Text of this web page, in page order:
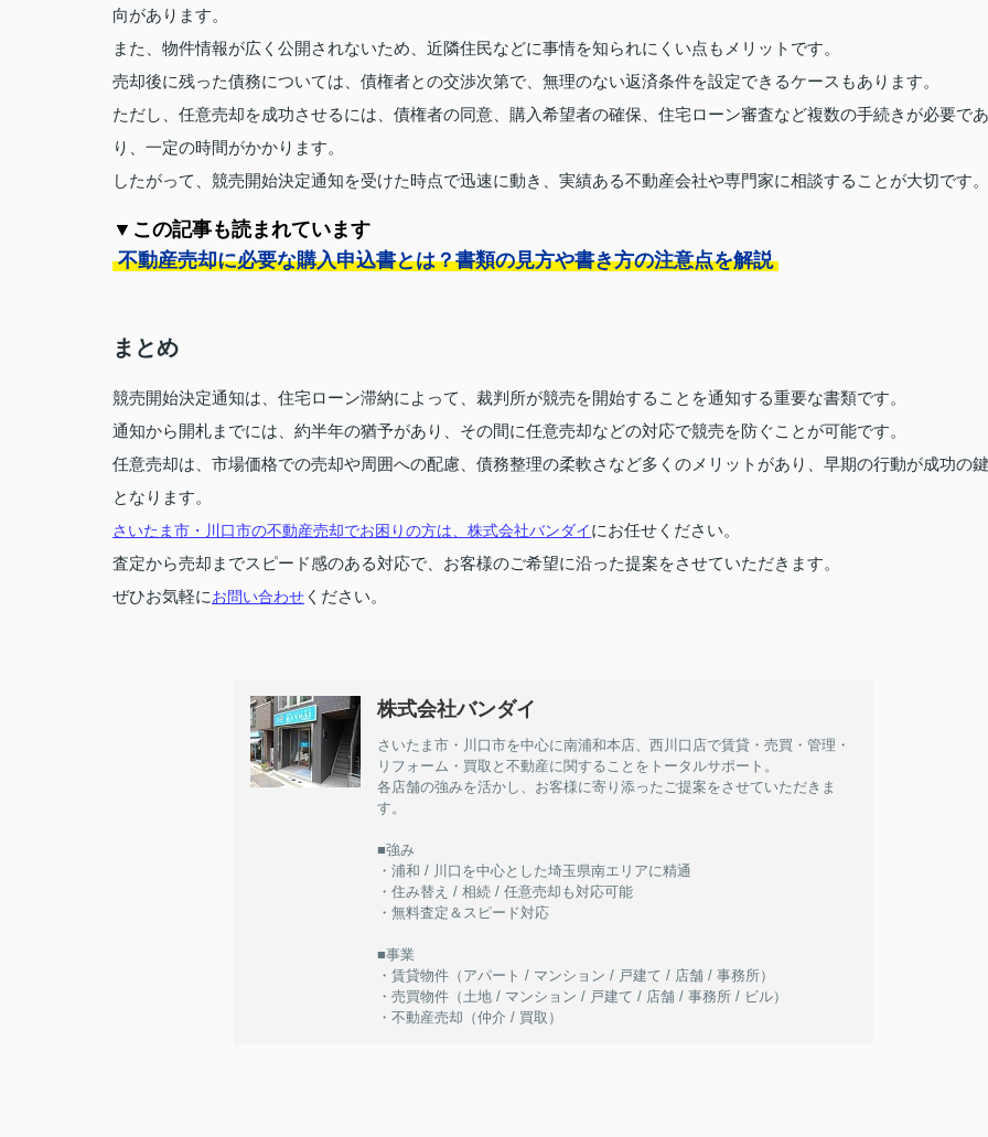
向があります。
また、物件情報が広く公開されないため、近隣住民などに事情を知られにくい点もメリットです。
売却後に残った債務については、債権者との交渉次第で、無理のない返済条件を設定できるケースもあります。
ただし、任意売却を成功させるには、債権者の同意、購入希望者の確保、住宅ローン審査など複数の手続きが必要であ
り、一定の時間がかかります。
したがって、競売開始決定通知を受けた時点で迅速に動き、実績ある不動産会社や専門家に相談することが大切です。
▼この記事も読まれています
不動産売却に必要な購入申込書とは？書類の見方や書き方の注意点を解説
まとめ
競売開始決定通知は、住宅ローン滞納によって、裁判所が競売を開始することを通知する重要な書類です。
通知から開札までには、約半年の猶予があり、その間に任意売却などの対応で競売を防ぐことが可能です。
任意売却は、市場価格での売却や周囲への配慮、債務整理の柔軟さなど多くのメリットがあり、早期の行動が成功の鍵
となります。
さいたま市・川口市の不動産売却でお困りの方は、株式会社バンダイにお任せください。
査定から売却までスピード感のある対応で、お客様のご希望に沿った提案をさせていただきます。
ぜひお気軽にお問い合わせ ください。
株式会社バンダイ
さいたま市・川口市を中心に南浦和本店、西川口店で賃貸・売買・管理・
リフォーム・買取と不動産に関することをトータルサポート。
各店舗の強みを活かし、お客様に寄り添ったご提案をさせていただきま
す。
■強み
・浦和 / 川口を中心とした埼玉県南エリアに精通
・住み替え / 相続 / 任意売却も対応可能
・無料査定＆スピード対応
■事業
・賃貸物件（アパート / マンション / 戸建て / 店舗 / 事務所）
・売買物件（土地 / マンション / 戸建て / 店舗 / 事務所 / ビル）
・不動産売却（仲介 / 買取）